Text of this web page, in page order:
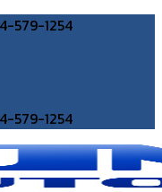
579-1254
579-1254